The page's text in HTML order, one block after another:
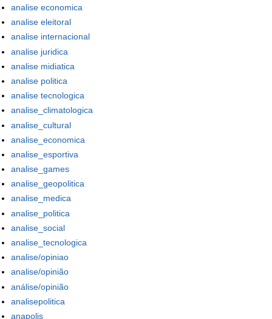
analise economica
analise eleitoral
analise internacional
analise juridica
analise midiatica
analise politica
analise tecnologica
analise_climatologica
analise_cultural
analise_economica
analise_esportiva
analise_games
analise_geopolitica
analise_medica
analise_politica
analise_social
analise_tecnologica
analise/opiniao
analise/opinião
análise/opinião
analisepolitica
anapolis